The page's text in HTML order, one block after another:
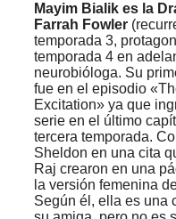
Mayim Bialik es la
Farrah Fowler
temporada 3,
temporada 4 en
neurobióloga. Su
fue en el episodio
Excitation» ya que
serie en el último
tercera temporada.
Sheldon en una cita
Raj crearon en una
la versión femenina
Según él, ella es una